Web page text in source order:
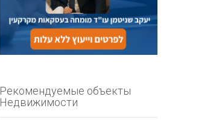
Рекомендуемые объекты
Недвижимости